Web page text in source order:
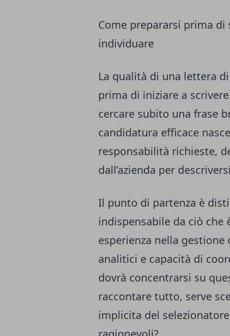
Come prepararsi prima di
individuare
La qualità di una lettera
prima di iniziare a
cercare subito una frase
candidatura efficace
responsabilità richieste,
dall’azienda per
Il punto di partenza è
indispensabile da ciò che
esperienza nella
analitici e capacità di
dovrà concentrarsi su
raccontare tutto, serve
implicita del